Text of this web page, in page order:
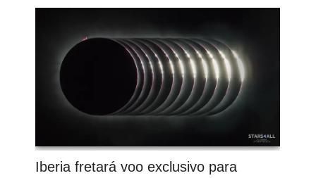
Iberia fretará voo exclusivo para